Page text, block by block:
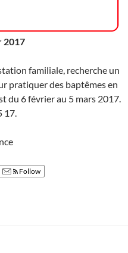
2017
familiale, recherche un
pratiquer des baptêmes en
du 6 février au 5 mars 2017.
17.
Follow